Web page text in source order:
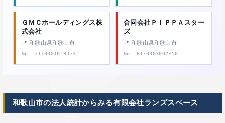
ＧＭＣホールディングス株
式会社
📍 和歌山県和歌山市
No. 7170001019173
合同会社ＰｉＰＰＡスター
ズ
📍 和歌山県和歌山市
No. 6170003002450
和歌山市の法人統計からみる有限会社ランズスペース